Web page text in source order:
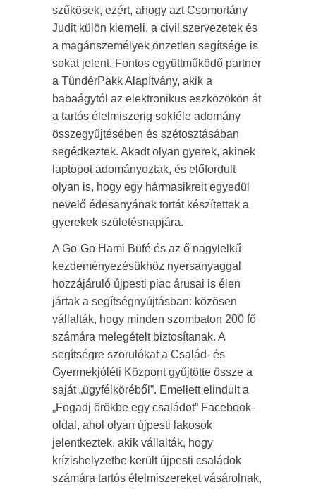
szűkösek, ezért, ahogy azt Csomortány
Judit külön kiemeli, a civil szervezetek és
a magánszemélyek önzetlen segítsége is
sokat jelent. Fontos együttműködő partner
a TündérPakk Alapítvány, akik a
babaágytól az elektronikus eszközökön át
a tartós élelmiszerig sokféle adomány
összegyűjtésében és szétosztásában
segédkeztek. Akadt olyan gyerek, akinek
laptopot adományoztak, és előfordult
olyan is, hogy egy hármasikreit egyedül
nevelő édesanyának tortát készítettek a
gyerekek születésnapjára.
A Go-Go Hami Büfé és az ő nagylelkű
kezdeményezésükhöz nyersanyaggal
hozzájáruló újpesti piac árusai is élen
jártak a segítségnyújtásban: közösen
vállalták, hogy minden szombaton 200 fő
számára melegételt biztosítanak. A
segítségre szorulókat a Család- és
Gyermekjóléti Központ gyűjtötte össze a
saját „ügyfélköréből”. Emellett elindult a
„Fogadj örökbe egy családot” Facebook-
oldal, ahol olyan újpesti lakosok
jelentkeztek, akik vállalták, hogy
krízishelyzetbe került újpesti családok
számára tartós élelmiszereket vásárolnak,